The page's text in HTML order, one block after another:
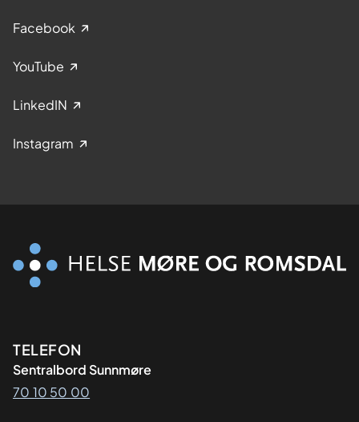
Facebook
YouTube
LinkedIN
Instagram
Kontaktinformasjon
TELEFON
Sentralbord Sunnmøre
70 10 50 00